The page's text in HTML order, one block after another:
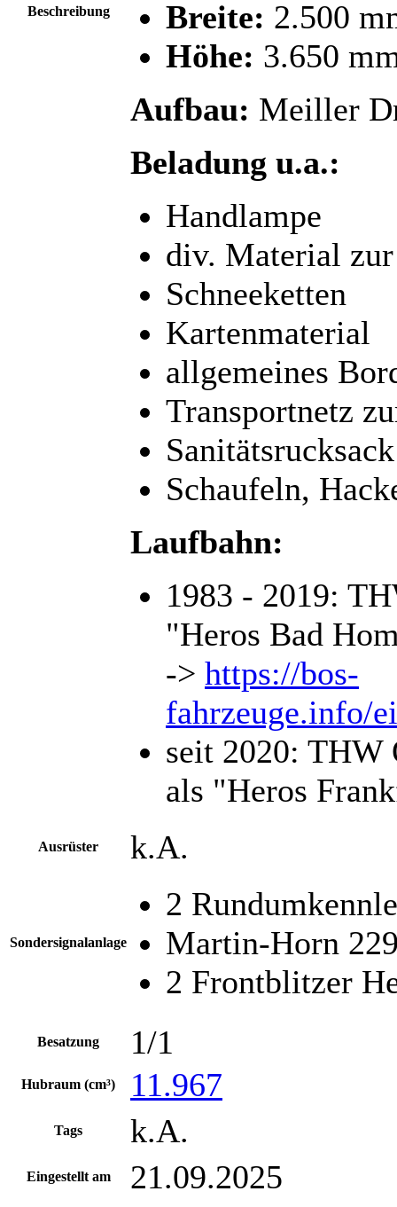
Beschreibung Breite: 2.500
Höhe: 3.650
Aufbau: Meiller
Beladung u.a.:
Handlampe
div. Material
Schneeketten
Kartenmaterial
allgemeines
Transportnetz
Sanitätsrucksack
Schaufeln,
Laufbahn:
1983 - 2019:
"Heros Bad
-> https://bos-
fahrzeuge.info/
seit 2020: THW
als "Heros
Ausrüster k.A.
Sondersignalanlage
2
Martin-Horn
2 Frontblitzer
Besatzung 1/1
Hubraum (cm³) 11.967
Tags k.A.
Eingestellt am 21.09.2025